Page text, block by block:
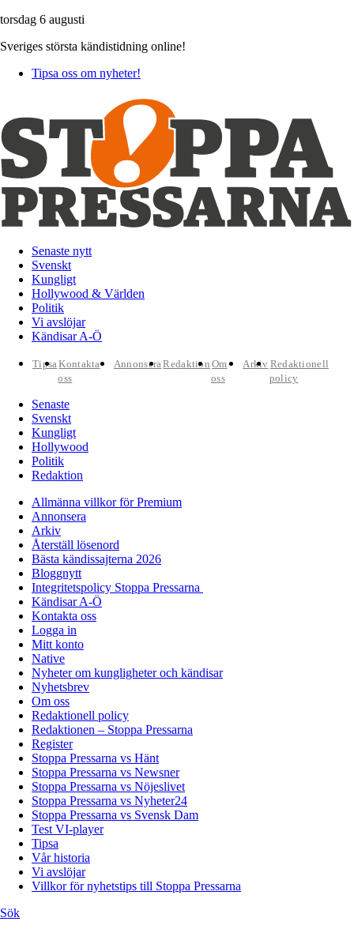
torsdag 6 augusti
Sveriges största kändistidning online!
Tipsa oss om nyheter!
Senaste nytt
Svenskt
Kungligt
Hollywood & Världen
Politik
Vi avslöjar
Kändisar A-Ö
TipsaKontakta
oss
AnnonseraRedaktion Om
oss
Arkiv Redaktionell
policy
Senaste
Svenskt
Kungligt
Hollywood
Politik
Redaktion
Allmänna villkor för Premium
Annonsera
Arkiv
Återställ lösenord
Bästa kändissajterna 2026
Bloggnytt
Integritetspolicy Stoppa Pressarna
Kändisar A-Ö
Kontakta oss
Logga in
Mitt konto
Native
Nyheter om kungligheter och kändisar
Nyhetsbrev
Om oss
Redaktionell policy
Redaktionen – Stoppa Pressarna
Register
Stoppa Pressarna vs Hänt
Stoppa Pressarna vs Newsner
Stoppa Pressarna vs Nöjeslivet
Stoppa Pressarna vs Nyheter24
Stoppa Pressarna vs Svensk Dam
Test VI-player
Tipsa
Vår historia
Vi avslöjar
Villkor för nyhetstips till Stoppa Pressarna
Sök